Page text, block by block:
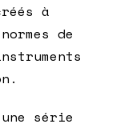
à
de
série